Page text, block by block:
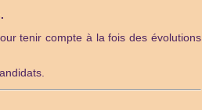
tenir compte à la fois des évolutions